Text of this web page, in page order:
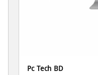
Pc Tech BD